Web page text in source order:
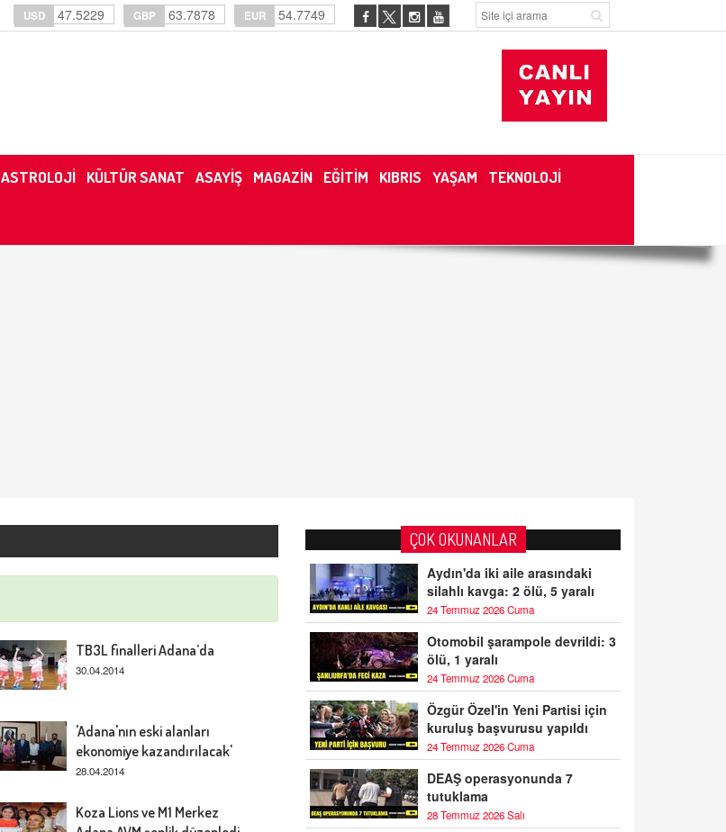
USD 47.5229 GBP 63.7878 EUR 54.7749
ASTROLOJİ KÜLTÜR SANAT ASAYİŞ MAGAZİN EĞİTİM KIBRIS YAŞAM TEKNOLOJİ
TB3L finalleri Adana’da
30.04.2014
'Adana'nın eski alanları
ekonomiye kazandırılacak'
28.04.2014
Koza Lions ve M1 Merkez
ÇOK OKUNANLAR
Aydın'da iki aile arasındaki
silahlı kavga: 2 ölü, 5 yaralı
24 Temmuz 2026 Cuma
Otomobil şarampole devrildi: 3
ölü, 1 yaralı
24 Temmuz 2026 Cuma
Özgür Özel'in Yeni Partisi için
kuruluş başvurusu yapıldı
24 Temmuz 2026 Cuma
DEAŞ operasyonunda 7
tutuklama
28 Temmuz 2026 Salı